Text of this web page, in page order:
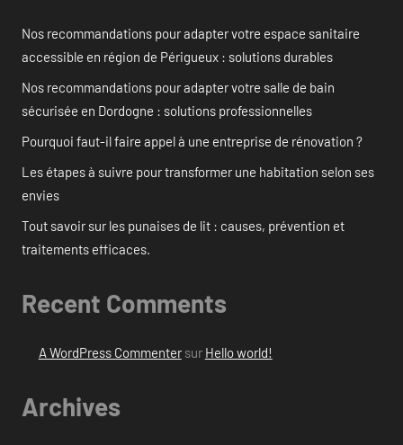
Nos recommandations pour adapter votre espace sanitaire
accessible en région de Périgueux : solutions durables
Nos recommandations pour adapter votre salle de bain
sécurisée en Dordogne : solutions professionnelles
Pourquoi faut-il faire appel à une entreprise de rénovation ?
Les étapes à suivre pour transformer une habitation selon ses
envies
Tout savoir sur les punaises de lit : causes, prévention et
traitements efficaces.
Recent Comments
A WordPress Commentersur Hello world!
Archives